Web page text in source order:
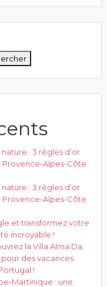
: 3 règles d’or
Alpes-Côte
: 3 règles d’or
Alpes-Côte
et transformez votre
incroyable !
la Villa Alma Da
des vacances
!
Martinique : une